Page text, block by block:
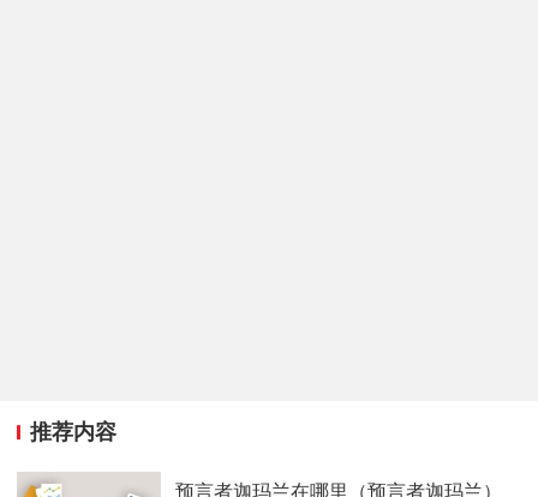
推荐内容
预言者迦玛兰在哪里（预言者迦玛兰）